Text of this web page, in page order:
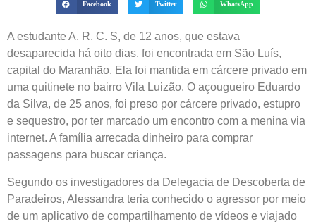
Facebook Twitter WhatsApp
A estudante A. R. C. S, de 12 anos, que estava
desaparecida há oito dias, foi encontrada em São Luís,
capital do Maranhão. Ela foi mantida em cárcere privado em
uma quitinete no bairro Vila Luizão. O açougueiro Eduardo
da Silva, de 25 anos, foi preso por cárcere privado, estupro
e sequestro, por ter marcado um encontro com a menina via
internet. A família arrecada dinheiro para comprar
passagens para buscar criança.
Segundo os investigadores da Delegacia de Descoberta de
Paradeiros, Alessandra teria conhecido o agressor por meio
de um aplicativo de compartilhamento de vídeos e viajado